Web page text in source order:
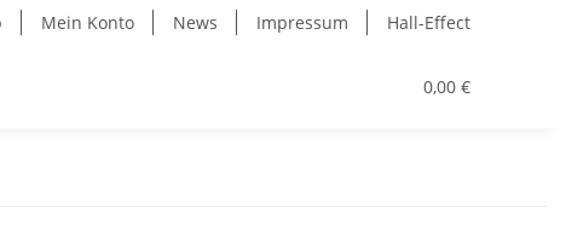
Mein Konto News Impressum Hall-Effect
0,00 €